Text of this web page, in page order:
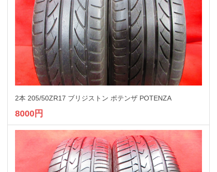
2本 205/50ZR17 ブリジストン ポテンザ POTENZA
8000円